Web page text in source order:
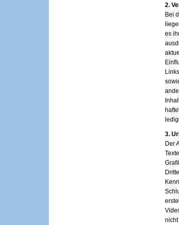
2.
Bei
es
3.
Der
nicht